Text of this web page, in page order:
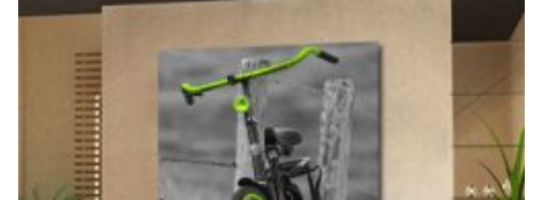
na
stronie
produktu